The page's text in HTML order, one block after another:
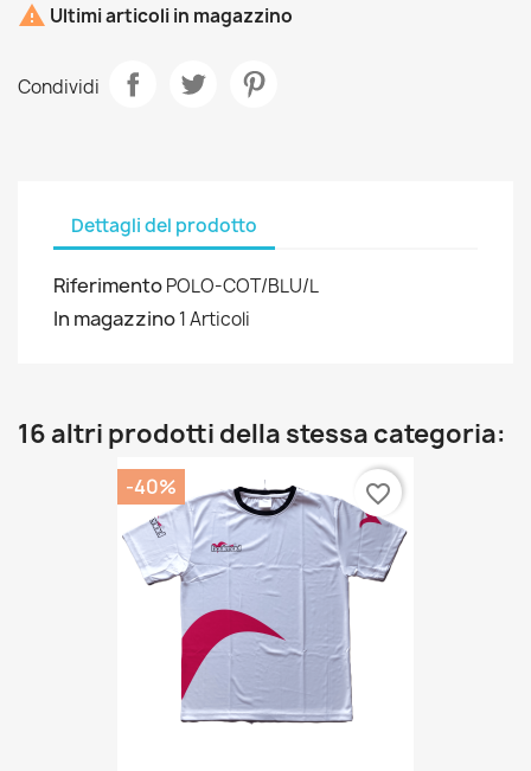
 Ultimi articoli in magazzino
Condividi
Dettagli del prodotto
RiferimentoPOLO-COT/BLU/L
In magazzino1 Articoli
16 altri prodotti della stessa categoria:
-40% favorite_border